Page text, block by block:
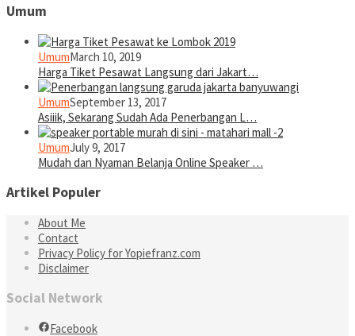
Umum
UmumMarch 10, 2019
Harga Tiket Pesawat Langsung dari Jakart…
UmumSeptember 13, 2017
Asiiik, Sekarang Sudah Ada Penerbangan L…
UmumJuly 9, 2017
Mudah dan Nyaman Belanja Online Speaker …
Artikel Populer
About Me
Contact
Privacy Policy for Yopiefranz.com
Disclaimer
Social Network
Facebook